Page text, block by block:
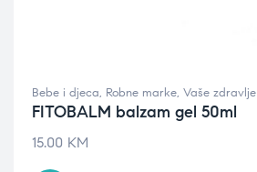
Bebe i djeca, Robne marke, Vaše zdravlje
FITOBALM balzam gel 50ml
15.00 KM